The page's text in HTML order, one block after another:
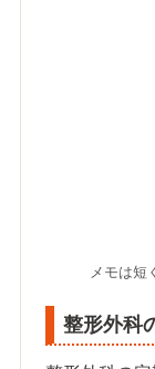
メモは短
整形外科